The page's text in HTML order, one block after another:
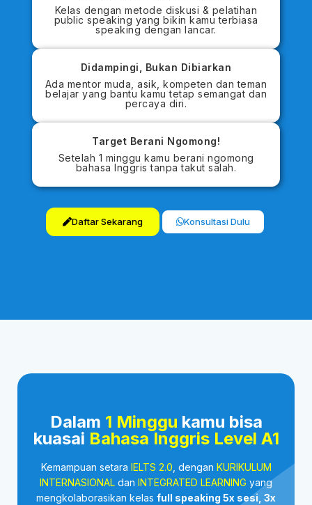
Kelas dengan metode diskusi & pelatihan
public speaking yang bikin kamu terbiasa
speaking dengan lancar.
Didampingi, Bukan Dibiarkan
Ada mentor muda, asik, kompeten dan teman
belajar yang bantu kamu tetap semangat dan
percaya diri.
Target Berani Ngomong!
Setelah 1 minggu kamu berani ngomong
bahasa Inggris tanpa takut salah.
Daftar Sekarang Konsultasi Dulu
Dalam 1 Minggu kamu bisa
kuasai Bahasa Inggris Level A1
Kemampuan setara IELTS 2.0 , dengan KURIKULUM
INTERNASIONAL dan INTEGRATED LEARNING yang
mengkolaborasikan kelas full speaking 5x sesi, 3x